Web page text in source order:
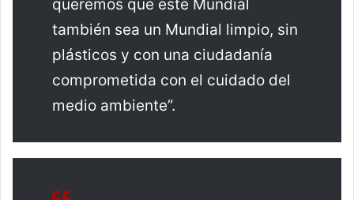
queremos que este Mundial
también sea un Mundial limpio, sin
plásticos y con una ciudadanía
comprometida con el cuidado del
medio ambiente”.